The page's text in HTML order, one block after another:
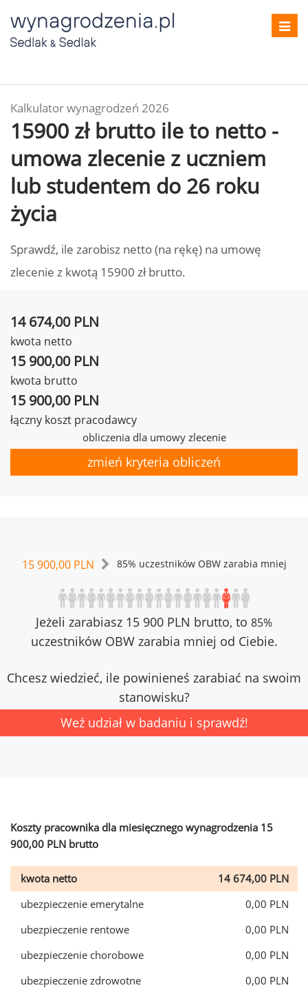
Kalkulator wynagrodzeń 2026
15900 zł brutto ile to netto -
umowa zlecenie z uczniem
lub studentem do 26 roku
życia
Sprawdź, ile zarobisz netto (na rękę) na umowę
zlecenie z kwotą 15900 zł brutto.
14 674,00 PLN
kwota netto
15 900,00 PLN
kwota brutto
15 900,00 PLN
łączny koszt pracodawcy
obliczenia dla umowy zlecenie
zmień kryteria obliczeń
15 900,00 PLN 85% uczestników OBW zarabia mniej
Jeżeli zarabiasz 15 900 PLN brutto, to 85%
uczestników OBW zarabia mniej od Ciebie.
Chcesz wiedzieć, ile powinieneś zarabiać na swoim
stanowisku?
Weź udział w badaniu i sprawdź!
Koszty pracownika dla miesięcznego wynagrodzenia 15
900,00 PLN brutto
kwota netto
14 674,00 PLN
ubezpieczenie emerytalne
0,00 PLN
ubezpieczenie rentowe
0,00 PLN
ubezpieczenie chorobowe
0,00 PLN
ubezpieczenie zdrowotne
0,00 PLN